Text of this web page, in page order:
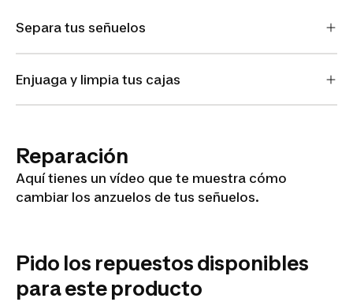
Separa tus señuelos
Enjuaga y limpia tus cajas
Reparación
Aquí tienes un vídeo que te muestra cómo
cambiar los anzuelos de tus señuelos.
TRIPLES
CAPERLAN
Pido los repuestos disponibles
para este producto